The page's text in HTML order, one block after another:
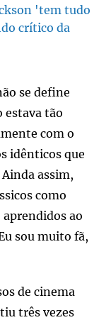
'tem tudo
crítico da
se define
estava tão
com o
idênticos que
assim,
como
ao
sou muito fã,
de cinema
três vezes